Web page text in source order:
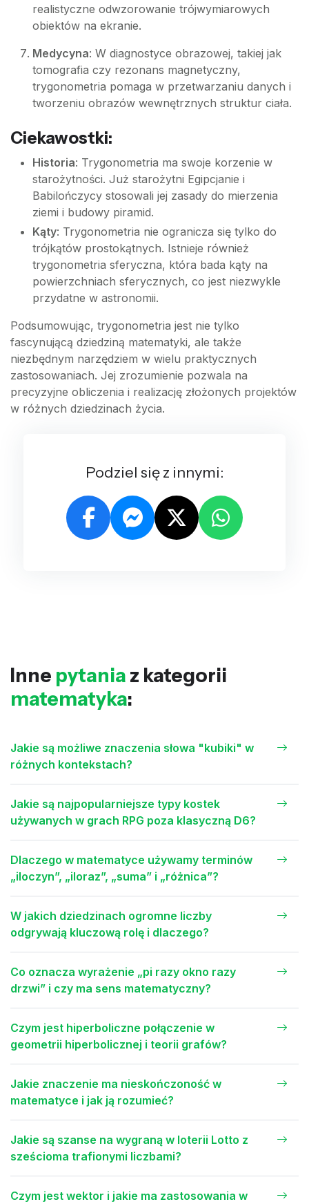
realistyczne odwzorowanie trójwymiarowych
obiektów na ekranie.
Medycyna: W diagnostyce obrazowej, takiej jak
tomografia czy rezonans magnetyczny,
trygonometria pomaga w przetwarzaniu danych i
tworzeniu obrazów wewnętrznych struktur ciała.
Ciekawostki:
Historia: Trygonometria ma swoje korzenie w
starożytności. Już starożytni Egipcjanie i
Babilończycy stosowali jej zasady do mierzenia
ziemi i budowy piramid.
Kąty: Trygonometria nie ogranicza się tylko do
trójkątów prostokątnych. Istnieje również
trygonometria sferyczna, która bada kąty na
powierzchniach sferycznych, co jest niezwykle
przydatne w astronomii.
Podsumowując, trygonometria jest nie tylko
fascynującą dziedziną matematyki, ale także
niezbędnym narzędziem w wielu praktycznych
zastosowaniach. Jej zrozumienie pozwala na
precyzyjne obliczenia i realizację złożonych projektów
w różnych dziedzinach życia.
Podziel się z innymi:
Inne pytania z kategorii
matematyka:
Jakie są możliwe znaczenia słowa "kubiki" w
różnych kontekstach?
Jakie są najpopularniejsze typy kostek
używanych w grach RPG poza klasyczną D6?
Dlaczego w matematyce używamy terminów
„iloczyn”, „iloraz”, „suma” i „różnica”?
W jakich dziedzinach ogromne liczby
odgrywają kluczową rolę i dlaczego?
Co oznacza wyrażenie „pi razy okno razy
drzwi” i czy ma sens matematyczny?
Czym jest hiperboliczne połączenie w
geometrii hiperbolicznej i teorii grafów?
Jakie znaczenie ma nieskończoność w
matematyce i jak ją rozumieć?
Jakie są szanse na wygraną w loterii Lotto z
sześcioma trafionymi liczbami?
Czym jest wektor i jakie ma zastosowania w